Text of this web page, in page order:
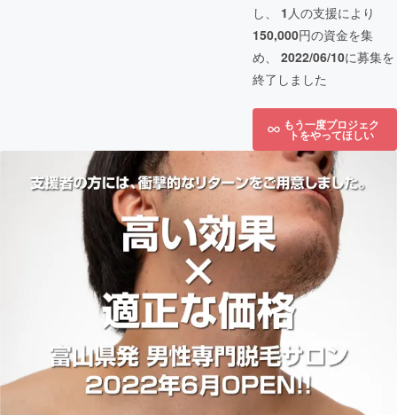
し、 1 人の支援により
150,000円の資金を集
め、 2022/06/10に募集を
終了しました
もう一度プロジェク
トをやってほしい